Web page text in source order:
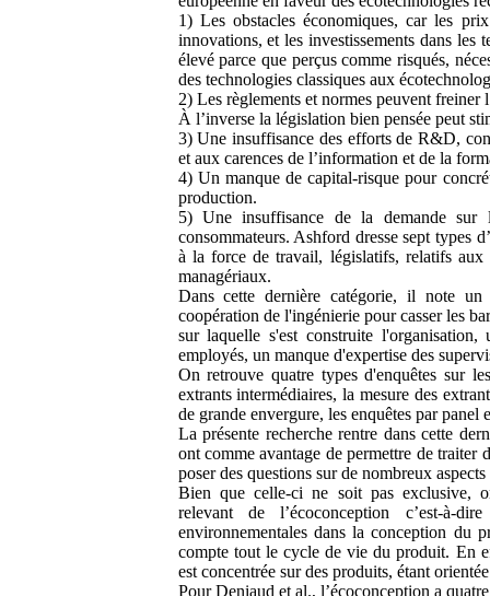
1) Les obstacles économiques, car les
innovations, et les investissements dans
élevé parce que perçus comme risqués,
des technologies classiques aux
2) Les règlements et normes peuvent
À l’inverse la législation bien pensée peut
3) Une insuffisance des efforts de R&D,
et aux carences de l’information et de la
4) Un manque de capital-risque pour
production.
5) Une insuffisance de la demande
consommateurs. Ashford dresse sept types
à la force de travail, législatifs, relatifs aux
managériaux.
Dans cette dernière catégorie, il note
coopération de l'ingénierie pour casser les
sur laquelle s'est construite
employés, un manque d'expertise des
On retrouve quatre types d'enquêtes sur
extrants intermédiaires, la mesure des
de grande envergure, les enquêtes par panel
La présente recherche rentre dans cette
ont comme avantage de permettre de
poser des questions sur de nombreux
Bien que celle-ci ne soit pas exclusive,
relevant de l’écoconception c’est-à-
environnementales dans la conception du
compte tout le cycle de vie du produit. En
est concentrée sur des produits, étant
Pour Deniaud et al., l’écoconception a